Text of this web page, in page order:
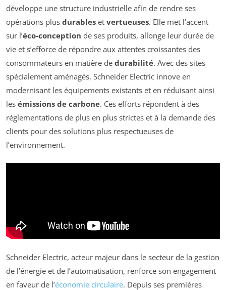
développe une structure industrielle afin de rendre ses
opérations plus durables et vertueuses. Elle met l’accent
sur l’éco-conception de ses produits, allonge leur durée de
vie et s’efforce de répondre aux attentes croissantes des
consommateurs en matière de durabilité. Avec des sites
spécialement aménagés, Schneider Electric innove en
modernisant les équipements existants et en réduisant ainsi
les émissions de carbone. Ces efforts répondent à des
réglementations de plus en plus strictes et à la demande des
clients pour des solutions plus respectueuses de
l’environnement.
Schneider Electric, acteur majeur dans le secteur de la gestion
de l’énergie et de l’automatisation, renforce son engagement
en faveur de l’économie circulaire. Depuis ses premières